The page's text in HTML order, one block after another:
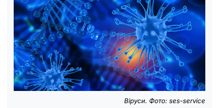
Віруси. Фото: ses-service